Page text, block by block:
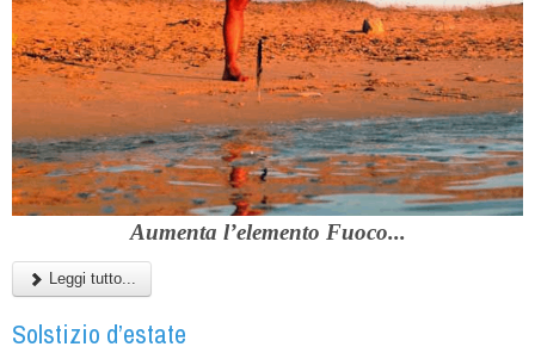
Aumenta l’elemento Fuoco...
Leggi tutto...
Solstizio d’estate